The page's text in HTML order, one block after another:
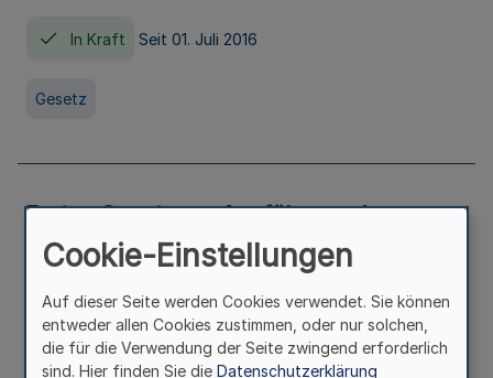
In Kraft Seit 01. Juli 2016
Gesetz
Erstes Gesetz zur Ausführung des
Kinder- und Jugendhilfegesetzes - AG -
KJHG -
In Kraft Seit 01. Januar 1991
Cookie-Einstellungen
Auf dieser Seite werden Cookies verwendet. Sie können
entweder allen Cookies zustimmen, oder nur solchen,
die für die Verwendung der Seite zwingend erforderlich
sind. Hier finden Sie die Datenschutzerklärung